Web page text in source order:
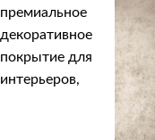
премиальное
декоративное
покрытие для
интерьеров,